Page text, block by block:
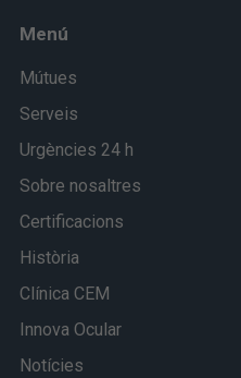
Menú
Mútues
Serveis
Urgències 24 h
Sobre nosaltres
Certificacions
Història
Clínica CEM
Innova Ocular
Notícies